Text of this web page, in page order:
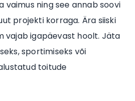
vaimus ning see annab soovi
projekti korraga. Ära siiski
vajab igapäevast hoolt. Jäta
sportimiseks või
toitude